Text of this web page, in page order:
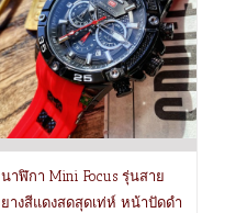
นาฬิกา Mini Focus รุ่นสาย
ยางสีแดงสดสุดเท่ห์ หน้าปัดดำ